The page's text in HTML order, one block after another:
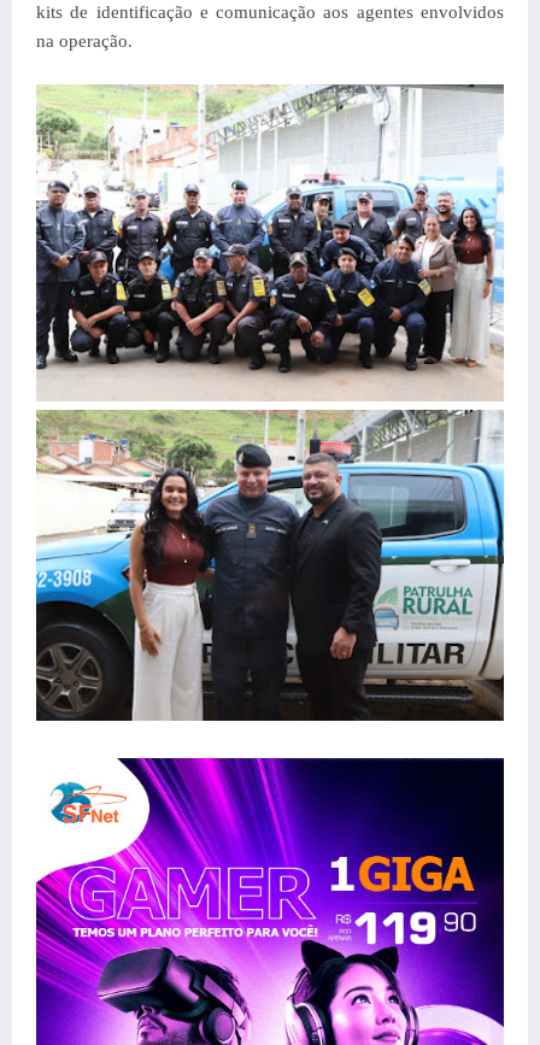
kits de identificação e comunicação aos agentes envolvidos
na operação.